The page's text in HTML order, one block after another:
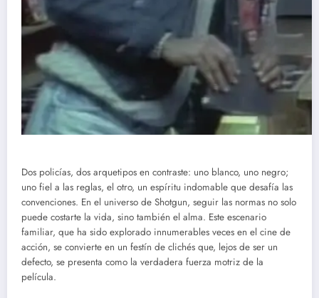
Dos policías, dos arquetipos en contraste: uno blanco, uno negro;
uno fiel a las reglas, el otro, un espíritu indomable que desafía las
convenciones. En el universo de Shotgun, seguir las normas no solo
puede costarte la vida, sino también el alma. Este escenario
familiar, que ha sido explorado innumerables veces en el cine de
acción, se convierte en un festín de clichés que, lejos de ser un
defecto, se presenta como la verdadera fuerza motriz de la
película.